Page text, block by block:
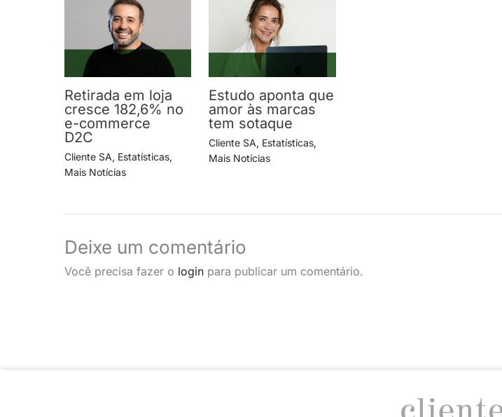
Retirada em loja
cresce 182,6% no
e-commerce
D2C
Cliente SA, Estatísticas,
Mais Notícias
Estudo aponta que
amor às marcas
tem sotaque
Cliente SA, Estatísticas,
Mais Notícias
Deixe um comentário
Você precisa fazer o login para publicar um comentário.